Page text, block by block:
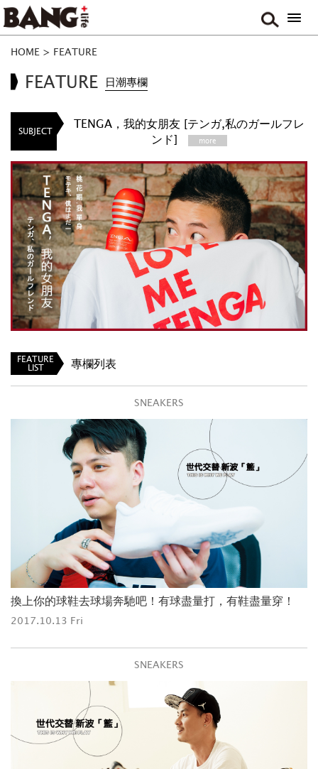
HOME > FEATURE
FEATURE 日潮專欄
SUBJECT
TENGA，我的女朋友 [テンガ,私のガールフレ
ンド]
more
FEATURE
LIST
專欄列表
SNEAKERS
換上你的球鞋去球場奔馳吧！有球盡量打，有鞋盡量穿！
2017.10.13 Fri
SNEAKERS